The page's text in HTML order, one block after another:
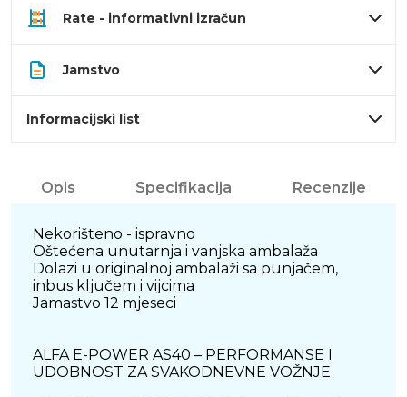
Rate - informativni izračun
Jamstvo
Informacijski list
Opis Specifikacija Recenzije
Nekorišteno - ispravno
Oštećena unutarnja i vanjska ambalaža
Dolazi u originalnoj ambalaži sa punjačem,
inbus ključem i vijcima
Jamastvo 12 mjeseci
ALFA E-POWER AS40 – PERFORMANSE I
UDOBNOST ZA SVAKODNEVNE VOŽNJE